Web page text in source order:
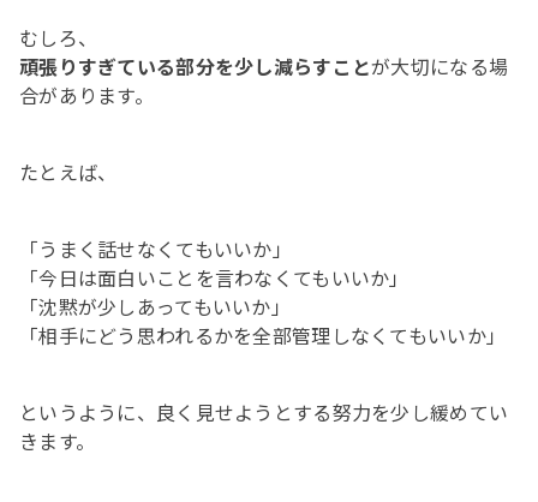
むしろ、
頑張りすぎている部分を少し減らすことが大切になる場
合があります。
たとえば、
「うまく話せなくてもいいか」
「今日は面白いことを言わなくてもいいか」
「沈黙が少しあってもいいか」
「相手にどう思われるかを全部管理しなくてもいいか」
というように、良く見せようとする努力を少し緩めてい
きます。